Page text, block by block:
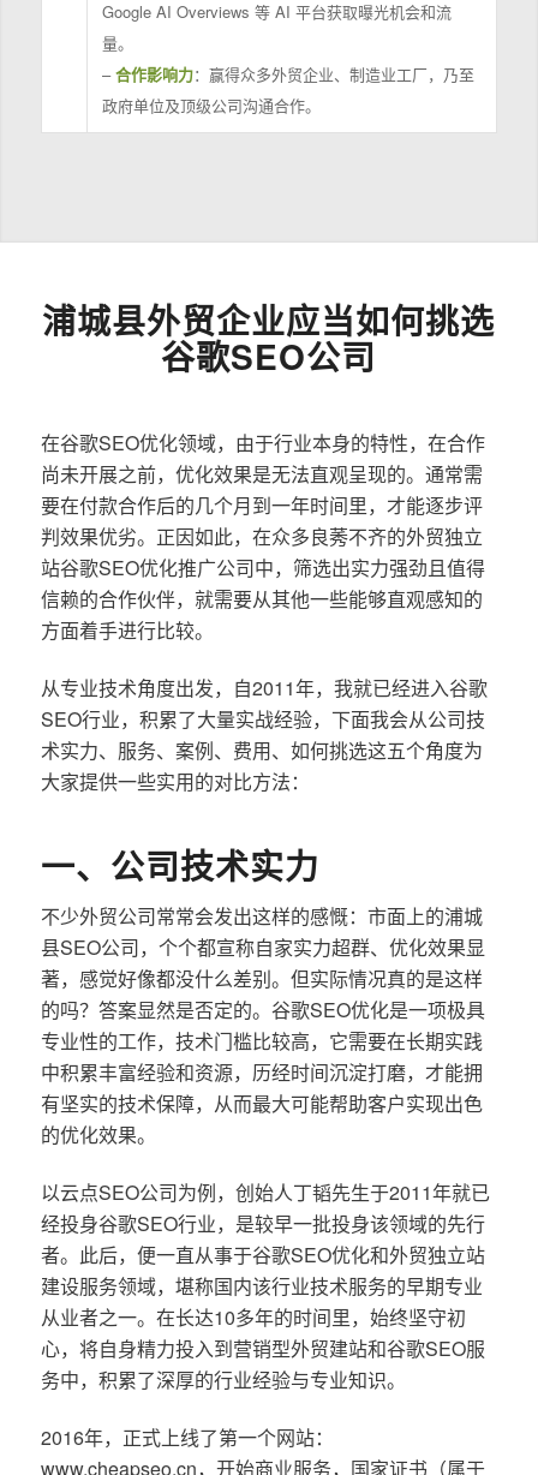
Google AI Overviews 等 AI 平台获取曝光机会和流
量。
–合作影响力：赢得众多外贸企业、制造业工厂，乃至
政府单位及顶级公司沟通合作。
浦城县外贸企业应当如何挑选
谷歌SEO公司
在谷歌SEO优化领域，由于行业本身的特性，在合作
尚未开展之前，优化效果是无法直观呈现的。通常需
要在付款合作后的几个月到一年时间里，才能逐步评
判效果优劣。正因如此，在众多良莠不齐的外贸独立
站谷歌SEO优化推广公司中，筛选出实力强劲且值得
信赖的合作伙伴，就需要从其他一些能够直观感知的
方面着手进行比较。
从专业技术角度出发，自2011年，我就已经进入谷歌
SEO行业，积累了大量实战经验，下面我会从公司技
术实力、服务、案例、费用、如何挑选这五个角度为
大家提供一些实用的对比方法：
一、公司技术实力
不少外贸公司常常会发出这样的感慨：市面上的浦城
县SEO公司，个个都宣称自家实力超群、优化效果显
著，感觉好像都没什么差别。但实际情况真的是这样
的吗？答案显然是否定的。谷歌SEO优化是一项极具
专业性的工作，技术门槛比较高，它需要在长期实践
中积累丰富经验和资源，历经时间沉淀打磨，才能拥
有坚实的技术保障，从而最大可能帮助客户实现出色
的优化效果。
以云点SEO公司为例，创始人丁韬先生于2011年就已
经投身谷歌SEO行业，是较早一批投身该领域的先行
者。此后，便一直从事于谷歌SEO优化和外贸独立站
建设服务领域，堪称国内该行业技术服务的早期专业
从业者之一。在长达10多年的时间里，始终坚守初
心，将自身精力投入到营销型外贸建站和谷歌SEO服
务中，积累了深厚的行业经验与专业知识。
2016年，正式上线了第一个网站：
www.cheapseo.cn，开始商业服务，国家证书（属于